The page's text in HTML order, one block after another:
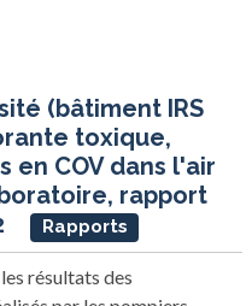
toxique,
en COV dans l'air
rapport
Rapports
résultats des